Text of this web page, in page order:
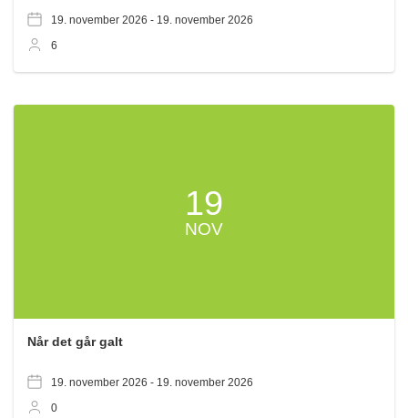
19. november 2026 - 19. november 2026
6
19
NOV
Når det går galt
19. november 2026 - 19. november 2026
0